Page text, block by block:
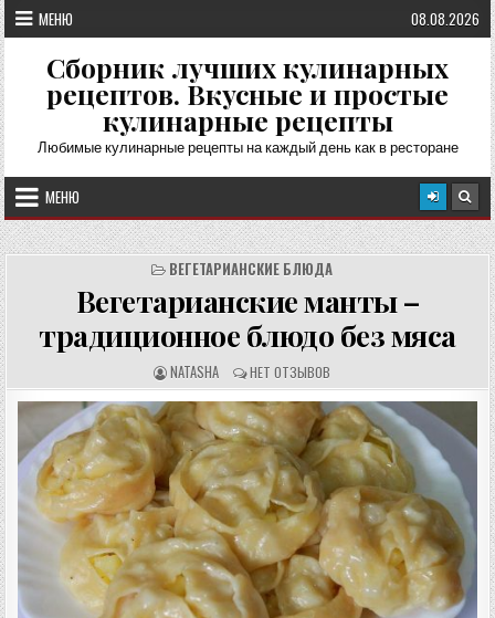
Перейти
к
содержимому
МЕНЮ 08.08.2026
Сборник лучших кулинарных
рецептов. Вкусные и простые
кулинарные рецепты
Любимые кулинарные рецепты на каждый день как в ресторане
МЕНЮ
ВЕГЕТАРИАНСКИЕ БЛЮДА
Вегетарианские манты –
традиционное блюдо без мяса
А
В
Т
О
Р
Р
Е
П
Т
А
:
NATASHA О
Т
З
Ы
В
Ы
:
НЕТ ОТЗЫВОВ